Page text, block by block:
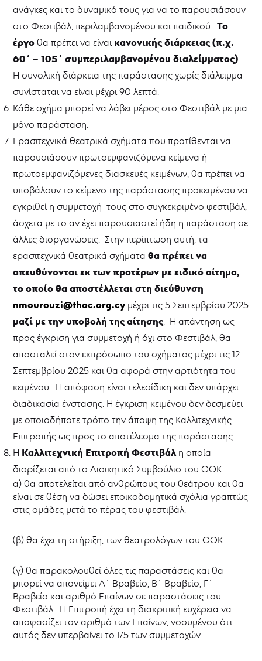
ανάγκες και το δυναμικό τους για να το παρουσιάσουν
στο Φεστιβάλ, περιλαμβανομένου και παιδικού.Το
έργο θα πρέπει να είναι κανονικής διάρκειας (π.χ.
60΄ – 105΄ συμπεριλαμβανομένου διαλείμματος)
Η συνολική διάρκεια της παράστασης χωρίς διάλειμμα
συνίσταται να είναι μέχρι 90 λεπτά.
Κάθε σχήμα μπορεί να λάβει μέρος στο Φεστιβάλ με μια
μόνο παράσταση.
Ερασιτεχνικά θεατρικά σχήματα που προτίθενται να
παρουσιάσουν πρωτοεμφανιζόμενα κείμενα ή
πρωτοεμφανιζόμενες διασκευές κειμένων, θα πρέπει να
υποβάλουν το κείμενο της παράστασης προκειμένου να
εγκριθεί η συμμετοχή τους στο συγκεκριμένο φεστιβάλ,
άσχετα με το αν έχει παρουσιαστεί ήδη η παράσταση σε
άλλες διοργανώσεις. Στην περίπτωση αυτή, τα
ερασιτεχνικά θεατρικά σχήματαθα πρέπει να
απευθύνονται εκ των προτέρων με ειδικό αίτημα,
το οποίο θα αποστέλλεται στη διεύθυνση
nmourouzi@thoc.org.cy μέχρι τις 5 Σεπτεμβρίου 2025
μαζί με την υποβολή της αίτησης. Η απάντηση ως
προς έγκριση για συμμετοχή ή όχι στο Φεστιβάλ, θα
αποσταλεί στον εκπρόσωπο του σχήματος μέχρι τις 12
Σεπτεμβρίου 2025 και θα αφορά στην αρτιότητα του
κειμένου. Η απόφαση είναι τελεσίδικη και δεν υπάρχει
διαδικασία ένστασης. Η έγκριση κειμένου δεν δεσμεύει
με οποιοδήποτε τρόπο την άποψη της Καλλιτεχνικής
Επιτροπής ως προς το αποτέλεσμα της παράστασης.
Η Καλλιτεχνική Επιτροπή Φεστιβάλη οποία
διορίζεται από το Διοικητικό Συμβούλιο του ΘΟΚ:
α) θα αποτελείται από ανθρώπους του θεάτρου και θα
είναι σε θέση να δώσει εποικοδομητικά σχόλια γραπτώς
στις ομάδες μετά το πέρας του φεστιβάλ.
(β) θα έχει τη στήριξη, των θεατρολόγων του ΘΟΚ.
(γ) θα παρακολουθεί όλες τις παραστάσεις και θα
μπορεί να απονείμει Α΄ Βραβείο, Β΄ Βραβείο, Γ΄
Βραβείο και αριθμό Επαίνων σε παραστάσεις του
Φεστιβάλ. Η Επιτροπή έχει τη διακριτική ευχέρεια να
αποφασίζει τον αριθμό των Επαίνων, νοουμένου ότι
αυτός δεν υπερβαίνει το 1/5 των συμμετοχών.